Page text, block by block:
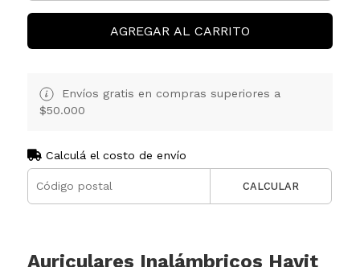
AGREGAR AL CARRITO
Envíos gratis en compras superiores a
$50.000
Calculá el costo de envío
CALCULAR
Auriculares Inalámbricos Havit